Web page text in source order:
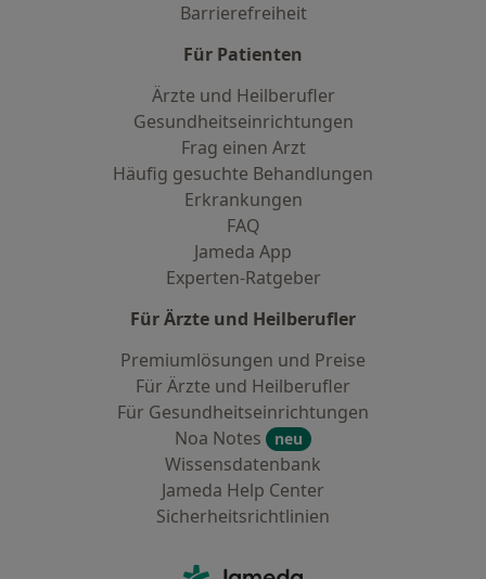
Barrierefreiheit
Für Patienten
Ärzte und Heilberufler
Gesundheitseinrichtungen
Frag einen Arzt
Häufig gesuchte Behandlungen
Erkrankungen
FAQ
Jameda App
Experten-Ratgeber
Für Ärzte und Heilberufler
Premiumlösungen und Preise
Für Ärzte und Heilberufler
Für Gesundheitseinrichtungen
Noa Notes
neu
Wissensdatenbank
Jameda Help Center
Sicherheitsrichtlinien
Jameda - Startseite